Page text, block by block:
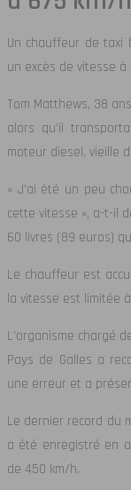
Un chauffeur de taxi
un excès de vitesse à
Tom Matthews, 38
alors qu’il
moteur diesel, vieille
« J’ai été un peu
cette vitesse », a-t-il
60 livres (89 euros)
Le chauffeur est
la vitesse est limitée
L’organisme chargé
Pays de Galles a
une erreur et a
Le dernier record du
a été enregistré en
de 450 km/h.